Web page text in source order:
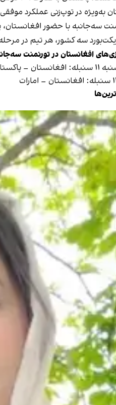
به‌ویژه در توپ‌زنی عملکرد
سه کشور، هر تیم در
افغانستان در تورنمنت
– پاکستان